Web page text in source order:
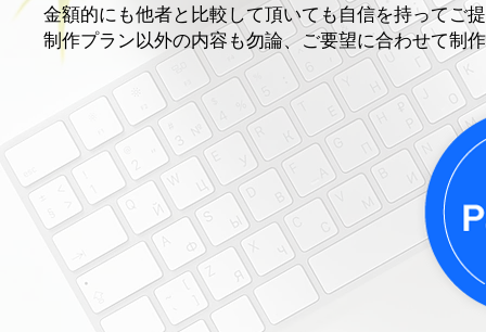
金額的にも他者と比較して頂いても自信を持ってご
制作プラン以外の内容も勿論、ご要望に合わせて制